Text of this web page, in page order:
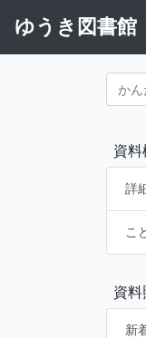
ゆうき図書館
資料
詳
こ
資料
新